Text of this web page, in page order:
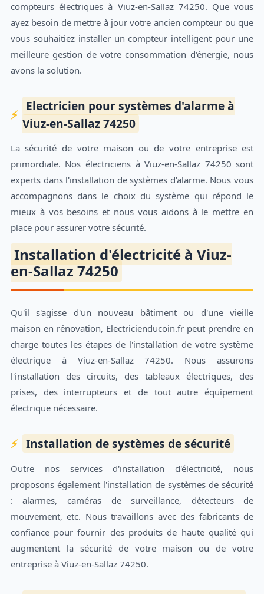
compteurs électriques à Viuz-en-Sallaz 74250. Que vous
ayez besoin de mettre à jour votre ancien compteur ou que
vous souhaitiez installer un compteur intelligent pour une
meilleure gestion de votre consommation d'énergie, nous
avons la solution.
Electricien pour systèmes d'alarme à
Viuz-en-Sallaz 74250
La sécurité de votre maison ou de votre entreprise est
primordiale. Nos électriciens à Viuz-en-Sallaz 74250 sont
experts dans l'installation de systèmes d'alarme. Nous vous
accompagnons dans le choix du système qui répond le
mieux à vos besoins et nous vous aidons à le mettre en
place pour assurer votre sécurité.
Installation d'électricité à Viuz-
en-Sallaz 74250
Qu'il s'agisse d'un nouveau bâtiment ou d'une vieille
maison en rénovation, Electricienducoin.fr peut prendre en
charge toutes les étapes de l'installation de votre système
électrique à Viuz-en-Sallaz 74250. Nous assurons
l'installation des circuits, des tableaux électriques, des
prises, des interrupteurs et de tout autre équipement
électrique nécessaire.
Installation de systèmes de sécurité
Outre nos services d'installation d'électricité, nous
proposons également l'installation de systèmes de sécurité
: alarmes, caméras de surveillance, détecteurs de
mouvement, etc. Nous travaillons avec des fabricants de
confiance pour fournir des produits de haute qualité qui
augmentent la sécurité de votre maison ou de votre
entreprise à Viuz-en-Sallaz 74250.